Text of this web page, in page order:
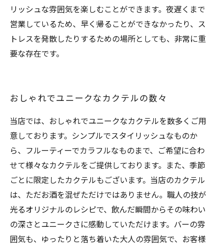
リッシュな雰囲気を楽しむことができます。夜遅くまで
営業しているため、早く帰ることができなかったり、ス
トレスを発散したりするための場所としても、非常に重
要な存在です。
おしゃれでユニークなカクテルの数々
当店では、おしゃれでユニークなカクテルを数多くご用
意しております。シンプルでスタイリッシュなものか
ら、フルーティーでカラフルなものまで、ご希望に合わ
せて様々なカクテルをご提供しております。また、季節
ごとに限定したカクテルもございます。当店のカクテル
は、ただお酒を混ぜただけではありません。職人の技が
光るオリジナルのレシピで、飲んだ瞬間からその味わい
の深さとユニークさに感動していただけます。バーの雰
囲気も、ゆったりと落ち着いた大人の雰囲気で、お客様